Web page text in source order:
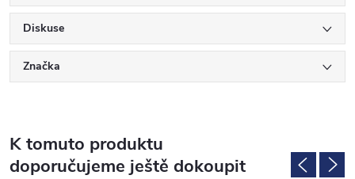
Diskuse
Značka
K tomuto produktu
doporučujeme ještě dokoupit